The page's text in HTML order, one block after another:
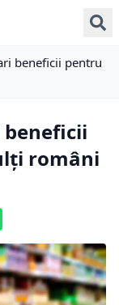
beneficii pentru
români